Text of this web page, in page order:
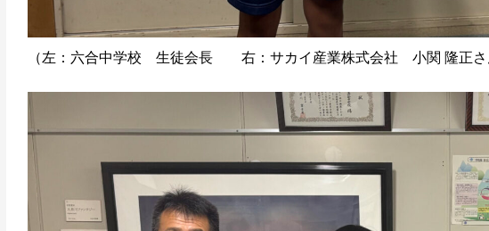
（左：六合中学校 生徒会長 右：サカイ産業株式会社 小関 隆正さ